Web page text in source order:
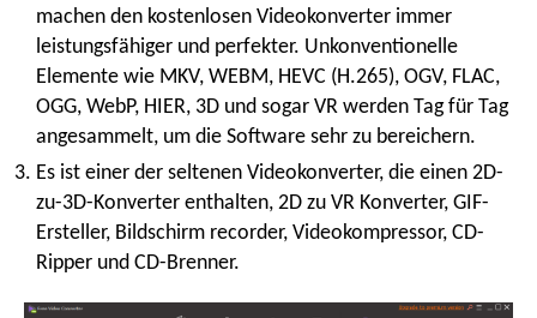
machen den kostenlosen Videokonverter immer
leistungsfähiger und perfekter. Unkonventionelle
Elemente wie MKV, WEBM, HEVC (H.265), OGV, FLAC,
OGG, WebP, HIER, 3D und sogar VR werden Tag für Tag
angesammelt, um die Software sehr zu bereichern.
Es ist einer der seltenen Videokonverter, die einen 2D-
zu-3D-Konverter enthalten, 2D zu VR Konverter, GIF-
Ersteller, Bildschirm recorder, Videokompressor, CD-
Ripper und CD-Brenner.